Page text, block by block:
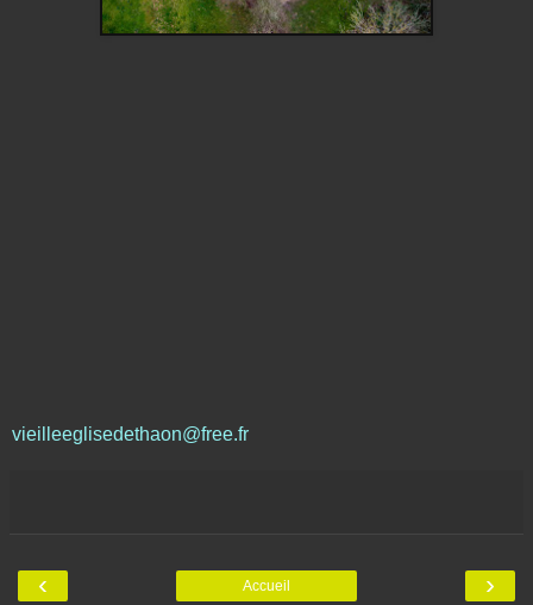
vieilleeglisedethaon@free.fr
‹ ›
Accueil